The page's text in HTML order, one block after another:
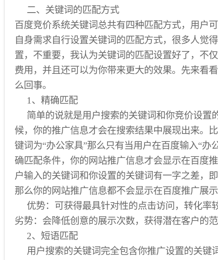
二、关键词的匹配方式
百度竞价系统关键词总共有四种匹配方式，用户
自身需求自行设置关键词的匹配方式，很多人觉
置，不重要，我认为关键词的匹配设置好了，不
费用，并且还可以为你带来更大的效果。先来看
么回事。
1、精确匹配
简单的说就是用户搜索的关键词和你竞价设置
候，你的推广信息才会在搜索结果中展现出来。
键词为“办公家具”那么只有当用户在百度输入“办
确匹配条件，你的网站推广信息才会显示在百度
户输入的关键词和你设置的关键词有一字之差，
那么你的网站推广信息都不会显示在百度推广展
优势：可获得最具针对性的点击访问，转化率
劣势：会降低创意的展示次数，获得潜在客户的
2、短语匹配
用户搜索的关键词完全包含你推广设置的关键